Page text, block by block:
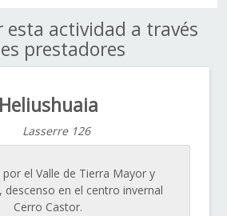
esta actividad a través
prestadores
Heliushuaia
Lasserre 126
por el Valle de Tierra Mayor y
descenso en el centro invernal
Cerro Castor.